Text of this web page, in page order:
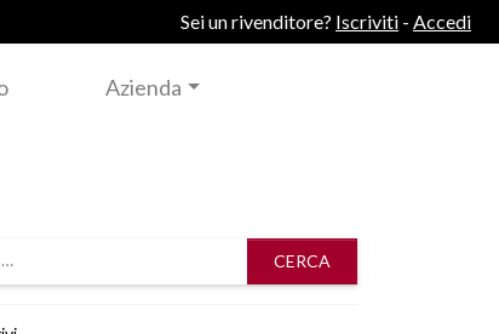
Sei un rivenditore? Iscriviti - Accedi
Azienda